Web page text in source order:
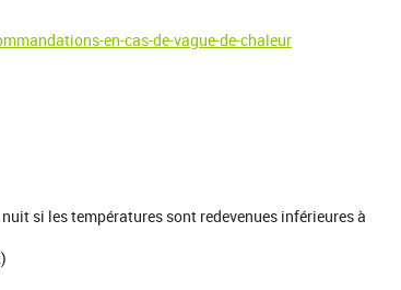
en-cas-de-vague-de-chaleur
si les températures sont redevenues inférieures à